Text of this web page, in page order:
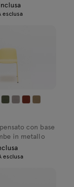
esclusa
con base
in metallo
esclusa